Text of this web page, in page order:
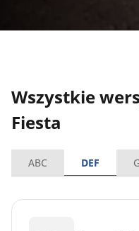
Wszystkie
Fiesta
ABC DEF